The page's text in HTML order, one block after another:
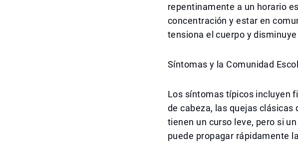
repentinamente a un horario
concentración y estar en
tensiona el cuerpo y
Síntomas y la Comunidad
Los síntomas típicos incluyen
de cabeza, las quejas
tienen un curso leve, pero si
puede propagar rápidamente